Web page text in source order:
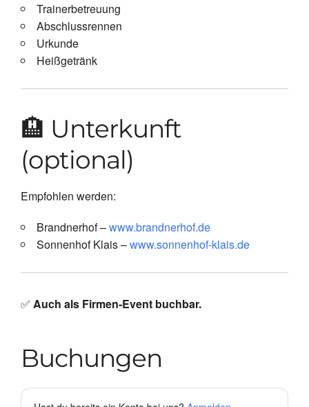
Trainerbetreuung
Abschlussrennen
Urkunde
Heißgetränk
🏨 Unterkunft
(optional)
Empfohlen werden:
Brandnerhof –www.brandnerhof.de
Sonnenhof Klais –www.sonnenhof-klais.de
✅ Auch als Firmen-Event buchbar.
Buchungen